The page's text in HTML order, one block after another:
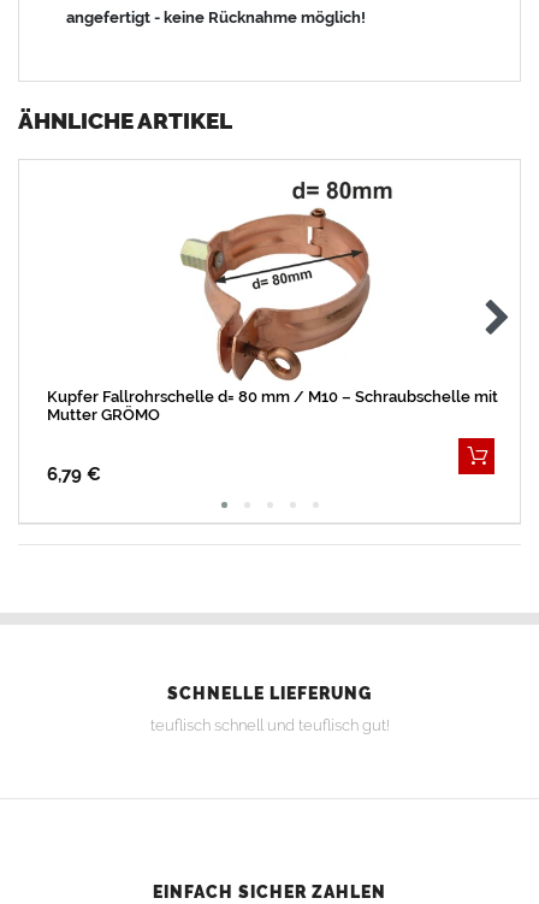
angefertigt - keine Rücknahme möglich!
ÄHNLICHE ARTIKEL
Kupfer Fallrohrschelle d= 80 mm / M10 – Schraubschelle mit
Mutter GRÖMO
6,79 €
SCHNELLE LIEFERUNG
teuflisch schnell und teuflisch gut!
EINFACH SICHER ZAHLEN